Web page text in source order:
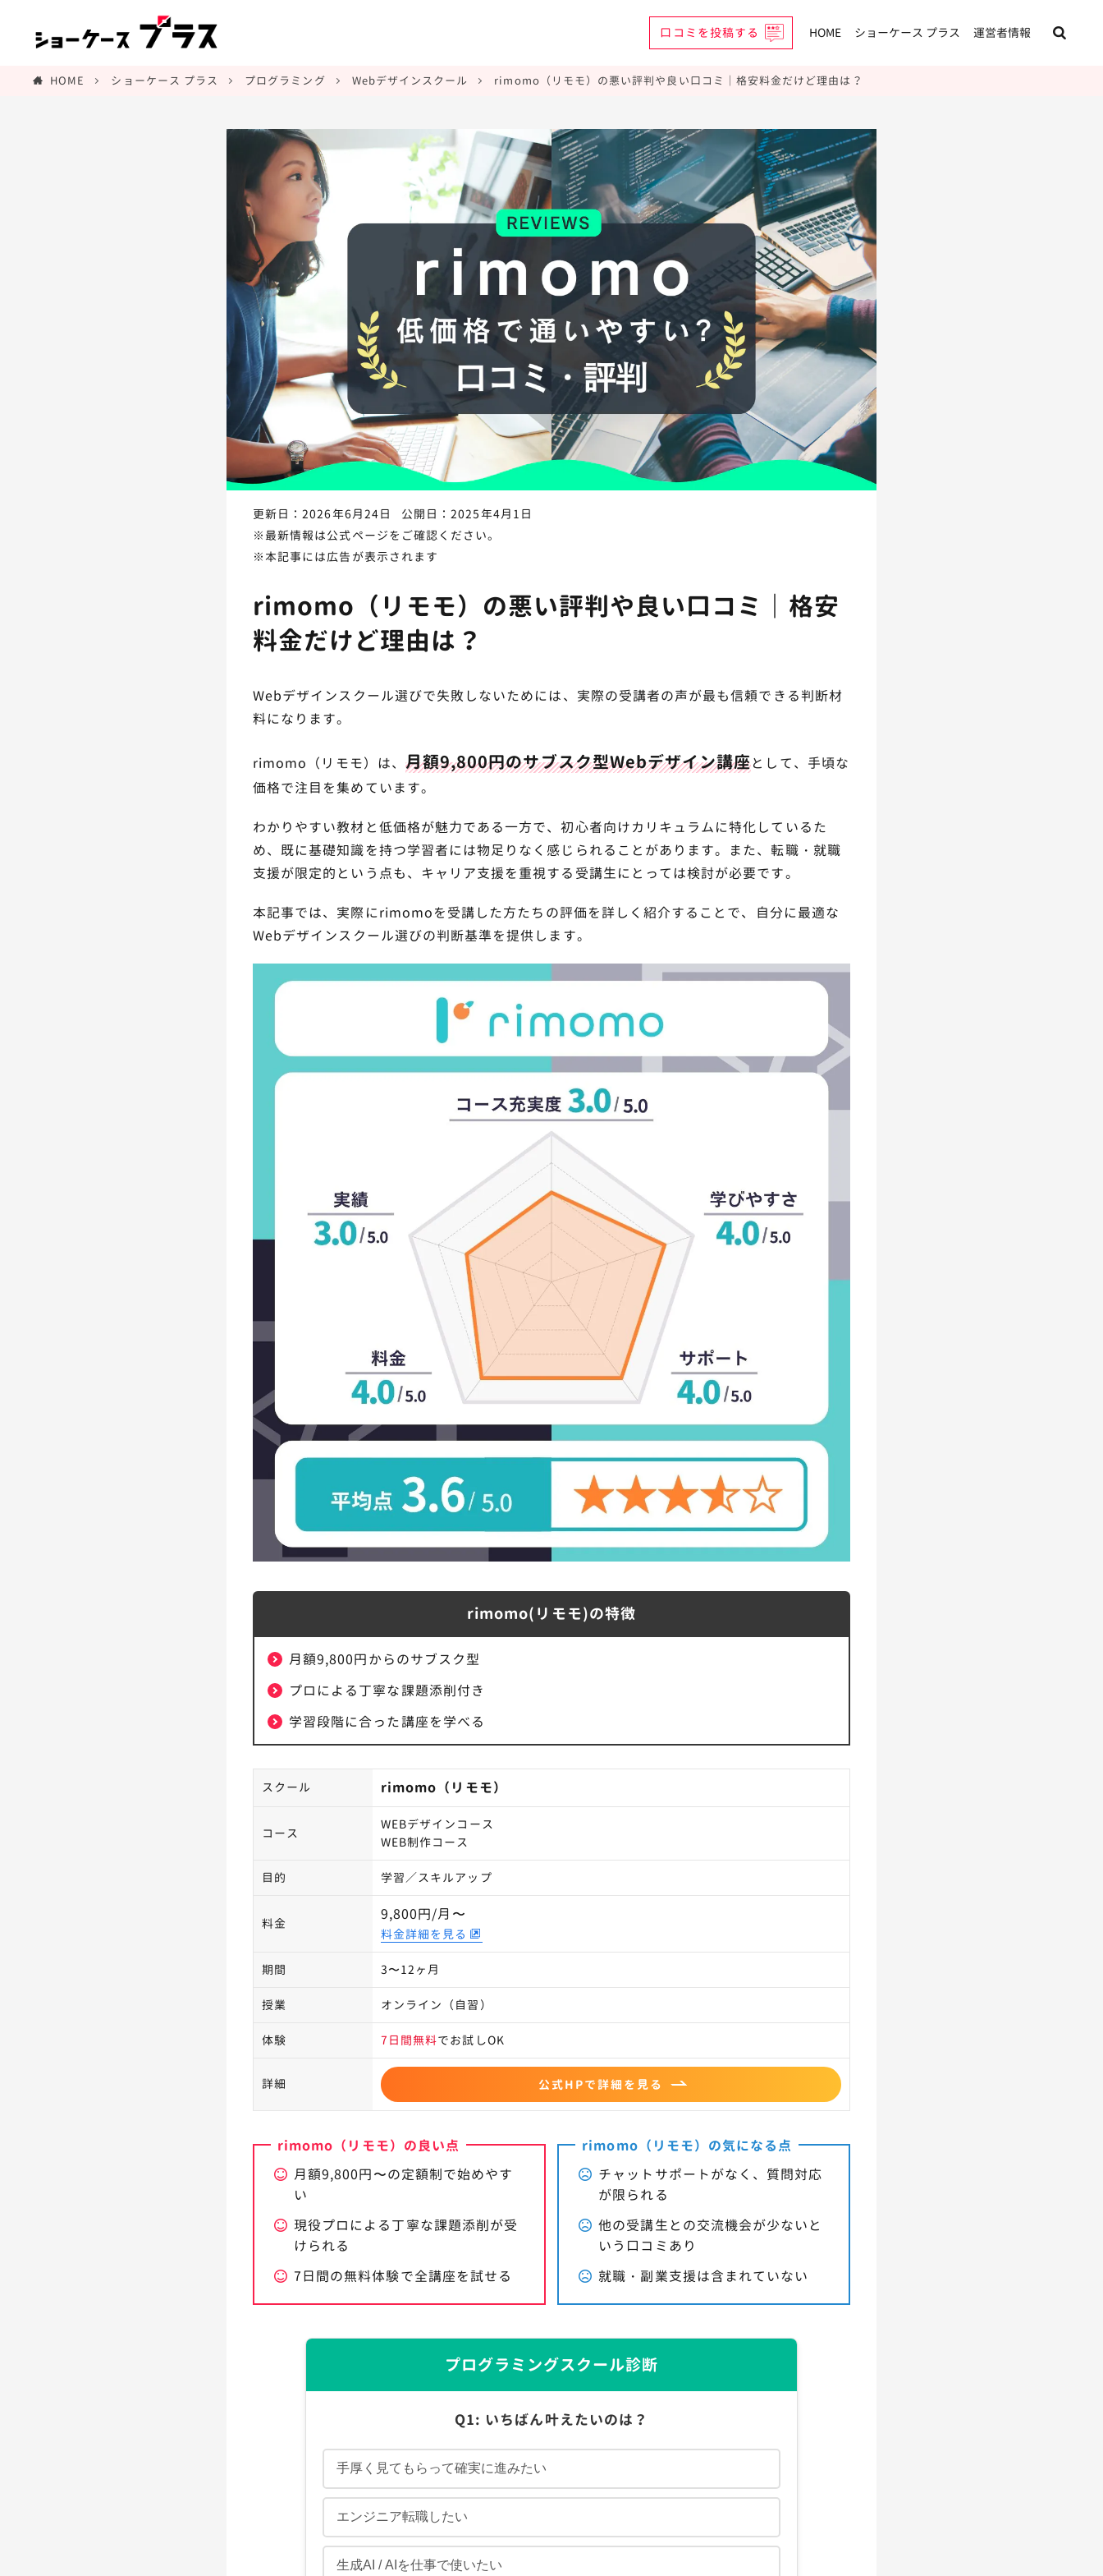
口コミを投稿する HOME ショーケース プラス 運営者情報
HOME ショーケース プラス プログラミング Webデザインスクール rimomo（リモモ）の悪い評判や良い口コミ｜格安料金だけど理由は？
更新日：2026年6月24日
公開日：2025年4月1日
※最新情報は公式ページをご確認ください。
※本記事には広告が表示されます
rimomo（リモモ）の悪い評判や良い口コミ｜格安
料金だけど理由は？
Webデザインスクール選びで失敗しないためには、実際の受講者の声が最も信頼できる判断材
料になります。
rimomo（リモモ）は、 月額9,800円のサブスク型Webデザイン講座として、手頃な
価格で注目を集めています。
わかりやすい教材と低価格が魅力である一方で、初心者向けカリキュラムに特化しているた
め、既に基礎知識を持つ学習者には物足りなく感じられることがあります。また、転職・就職
支援が限定的という点も、キャリア支援を重視する受講生にとっては検討が必要です。
本記事では、実際にrimomoを受講した方たちの評価を詳しく紹介することで、自分に最適な
Webデザインスクール選びの判断基準を提供します。
rimomo(リモモ)の特徴
月額9,800円からのサブスク型
プロによる丁寧な課題添削付き
学習段階に合った講座を学べる
スクール rimomo（リモモ）
コース
WEBデザインコース
WEB制作コース
目的 学習／スキルアップ
料金
9,800円/月〜
料金詳細を見る
期間 3〜12ヶ月
授業 オンライン（自習）
体験 7日間無料でお試しOK
詳細 公式HPで詳細を見る
rimomo（リモモ）の良い点
月額9,800円〜の定額制で始めやす
い
現役プロによる丁寧な課題添削が受
けられる
7日間の無料体験で全講座を試せる
rimomo（リモモ）の気になる点
チャットサポートがなく、質問対応
が限られる
他の受講生との交流機会が少ないと
いう口コミあり
就職・副業支援は含まれていない
プログラミングスクール診断
Q1: いちばん叶えたいのは？
手厚く見てもらって確実に進みたい
エンジニア転職したい
生成AI / AIを仕事で使いたい